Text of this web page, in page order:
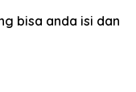
bisa anda isi dan